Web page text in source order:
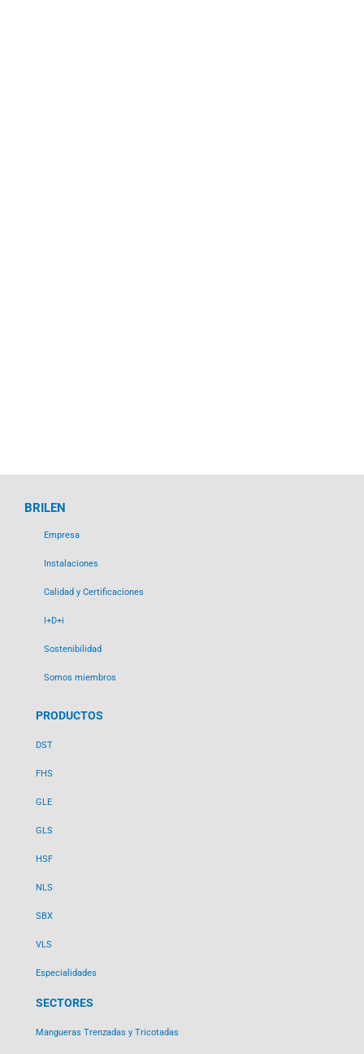
BRILEN
Empresa
Instalaciones
Calidad y Certificaciones
I+D+i
Sostenibilidad
Somos miembros
PRODUCTOS
DST
FHS
GLE
GLS
HSF
NLS
SBX
VLS
Especialidades
SECTORES
Mangueras Trenzadas y Tricotadas